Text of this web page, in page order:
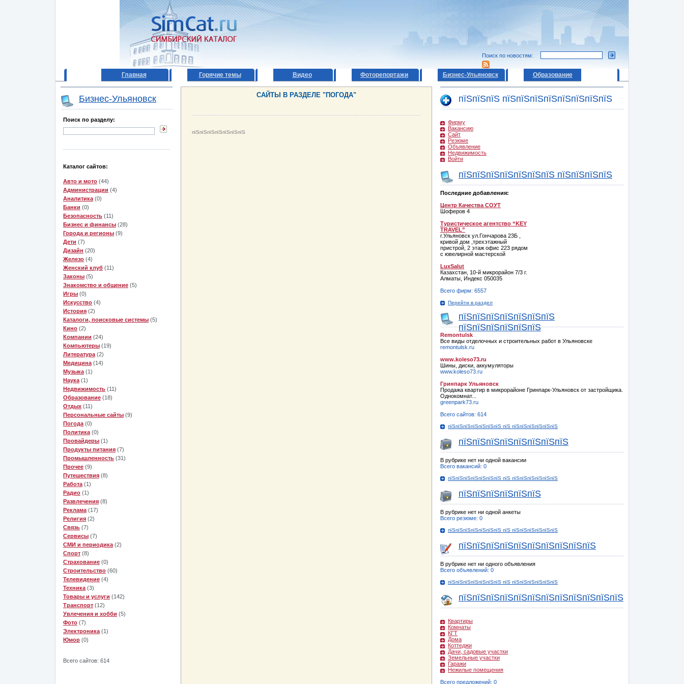
Поиск по новостям:
Главная Горячие темы Видео Фоторепортажи Бизнес-Ульяновск Образование
Бизнес-Ульяновск
Поиск по разделу:
Каталог сайтов:
Авто и мото (44)
Администрации (4)
Аналитика (0)
Банки (0)
Безопасность (11)
Бизнес и финансы (28)
Города и регионы (9)
Дети (7)
Дизайн (20)
Железо (4)
Женский клуб (11)
Законы (5)
Знакомство и общение (5)
Игры (0)
Искусство (4)
История (2)
Каталоги, поисковые системы (5)
Кино (2)
Компании (24)
Компьютеры (19)
Литература (2)
Медицина (14)
Музыка (1)
Наука (1)
Недвижимость (11)
Образование (18)
Отдых (11)
Персональные сайты (9)
Погода (0)
Политика (0)
Провайдеры (1)
Продукты питания (7)
Промышленность (31)
Прочее (9)
Путешествия (8)
Работа (1)
Радио (1)
Развлечения (8)
Реклама (17)
Религия (2)
Связь (7)
Сервисы (7)
СМИ и периодика (2)
Спорт (8)
Страхование (0)
Строительство (60)
Телевидение (4)
Техника (3)
Товары и услуги (142)
Транспорт (12)
Увлечения и хобби (5)
Фото (7)
Электроника (1)
Юмор (0)
Всего сайтов: 614
САЙТЫ В РАЗДЕЛЕ "ПОГОДА"
пїЅпїЅпїЅпїЅпїЅпїЅпїЅ
пїЅпїЅпїЅ пїЅпїЅпїЅпїЅпїЅпїЅпїЅпїЅ
Фирму
Вакансию
Сайт
Резюме
Объявление
Недвижимость
Войти
пїЅпїЅпїЅпїЅпїЅпїЅпїЅ пїЅпїЅпїЅпїЅ
Последние добавления:
Центр Качества СОУТ
Шоферов 4
Туристическое агентство “KEY
TRAVEL”
г.Ульяновск ул.Гончарова 23Б ,
кривой дом ,трехэтажный
пристрой, 2 этаж офис 223 рядом
с ювелирной мастерской
LuxSalut
Казахстан, 10-й микрорайон 7/3 г.
Алматы, Индекс 050035
Всего фирм: 6557
Перейти в раздел
пїЅпїЅпїЅпїЅпїЅпїЅпїЅ
пїЅпїЅпїЅпїЅпїЅпїЅ
Remontulsk
Все виды отделочных и строительных работ в Ульяновске
remontulsk.ru
www.koleso73.ru
Шины, диски, аккумуляторы
www.koleso73.ru
Гринпарк Ульяновск
Продажа квартир в микрорайоне Гринпарк-Ульяновск от застройщика.
Однокомнат...
greenpark73.ru
Всего сайтов: 614
пїЅпїЅпїЅпїЅпїЅпїЅпїЅ пїЅ пїЅпїЅпїЅпїЅпїЅпїЅ
пїЅпїЅпїЅпїЅпїЅпїЅпїЅпїЅ
В рубрике нет ни одной вакансии
Всего вакансий: 0
пїЅпїЅпїЅпїЅпїЅпїЅпїЅ пїЅ пїЅпїЅпїЅпїЅпїЅпїЅ
пїЅпїЅпїЅпїЅпїЅпїЅ
В рубрике нет ни одной анкеты
Всего резюме: 0
пїЅпїЅпїЅпїЅпїЅпїЅпїЅ пїЅ пїЅпїЅпїЅпїЅпїЅпїЅ
пїЅпїЅпїЅпїЅпїЅпїЅпїЅпїЅпїЅпїЅ
В рубрике нет ни одного объявления
Всего объявлений: 0
пїЅпїЅпїЅпїЅпїЅпїЅпїЅ пїЅ пїЅпїЅпїЅпїЅпїЅпїЅ
пїЅпїЅпїЅпїЅпїЅпїЅпїЅпїЅпїЅпїЅпїЅпїЅ
Квартиры
Комнаты
КГТ
Дома
Коттеджи
Дачи, садовые участки
Земельные участки
Гаражи
Нежилые помещения
Всего предложений: 0